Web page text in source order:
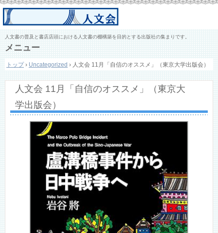
人文書の普及と書店店頭における人文書の棚構築を目的とする出版社の集まりです。
メニュー
ン
ン
キ
トップ › Uncategorized › 人文会 11月「自信のオススメ」（東京大学出版会）
人文会 11月「自信のオススメ」（東京大
学出版会）